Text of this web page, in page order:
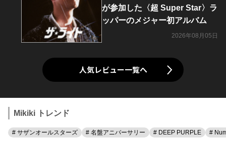
が参加した〈超 Super Star〉ラ
ッパーのメジャー初アルバム
2026年08月05日
人気レビュー一覧へ
Mikiki トレンド
# サザンオールスターズ # 名盤アニバーサリー # DEEP PURPLE #